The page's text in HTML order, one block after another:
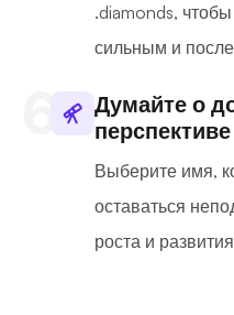
.diamonds,
сильным и
Думайте о
перспективе
Выберите имя,
оставаться
роста и